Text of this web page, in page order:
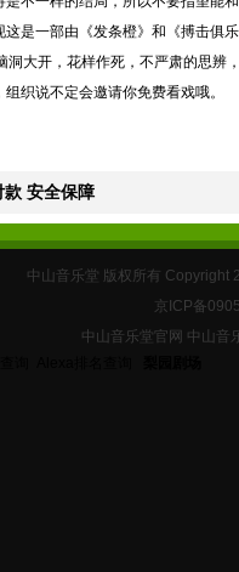
是一部由《发条橙》和《搏击俱
洞大开，花样作死，不严肃的思
织说不定会邀请你免费看戏哦。
安全保障
中山音乐堂 版权所有
京ICP备
中山音乐堂官网 中山音